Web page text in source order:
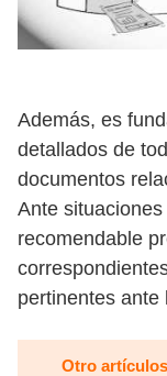
Además, es
detallados de
documentos
Ante
recomendable
pertinentes ante
Otro